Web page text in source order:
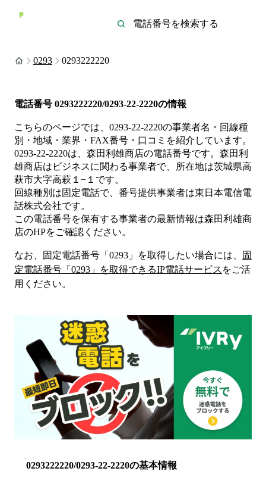
0293 0293222220
電話番号 0293222220/0293-22-2220の情報
こちらのページでは、 0293-22-2220の事業者名・回線種
別・地域・業界・FAX番号・口コミを紹介しています。
0293-22-2220は、 森田利雄商店の電話番号です。 森田利
雄商店は ビジネスに関わる事業者で、所在地は茨城県高
萩市大字高萩１−１ です。
回線種別は固定電話で、番号提供事業者は東日本電信電
話株式会社です。
この電話番号を保有する事業者の最新情報は森田利雄商
店のHPをご確認ください。
なお、固定電話番号「 0293 」を取得したい場合には、
固
定電話番号「 0293 」を取得できるIP電話サービス をご活
用ください。
0293222220/0293-22-2220の基本情報